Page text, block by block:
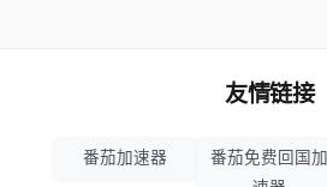
友情链接
番茄加速器
番茄免费回国加